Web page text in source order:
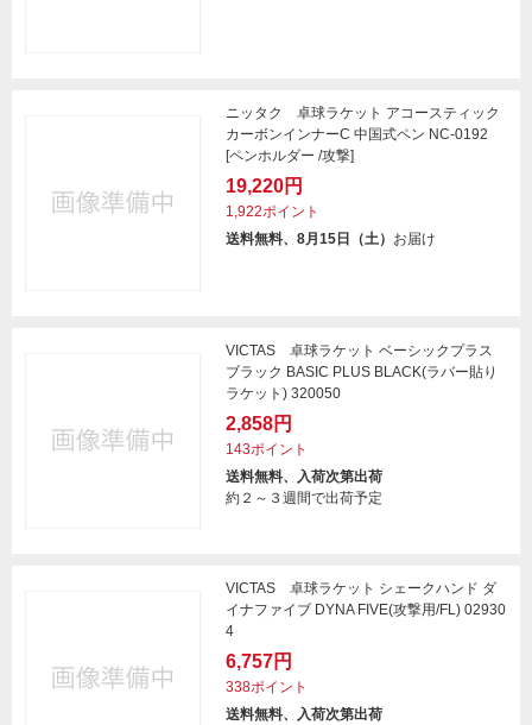
ニッタク 卓球ラケット アコースティック
カーボンインナーC 中国式ペン NC-0192
[ペンホルダー /攻撃]
19,220円
1,922ポイント
送料無料、8月15日（土） お届け
VICTAS 卓球ラケット ベーシックプラス
ブラック BASIC PLUS BLACK(ラバー貼り
ラケット) 320050
2,858円
143ポイント
送料無料、入荷次第出荷
約２～３週間で出荷予定
VICTAS 卓球ラケット シェークハンド ダ
イナファイブ DYNA FIVE(攻撃用/FL) 02930
4
6,757円
338ポイント
送料無料、入荷次第出荷